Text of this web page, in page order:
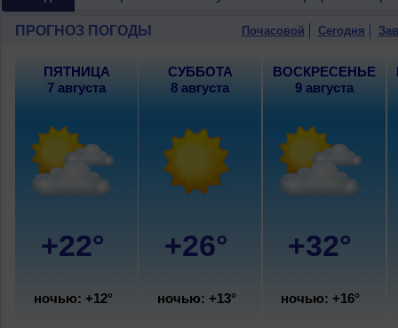
ПРОГНОЗ ПОГОДЫ Почасовой Сегодня
ПЯТНИЦА
7 августа
+22°
ночью: +12°
СУББОТА
8 августа
+26°
ночью: +13°
ВОСКРЕСЕНЬЕ
9 августа
+32°
ночью: +16°